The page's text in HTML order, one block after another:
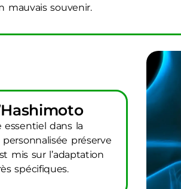
mauvais souvenir.
dans la
préserve
mis sur l’adaptation
spécifiques.